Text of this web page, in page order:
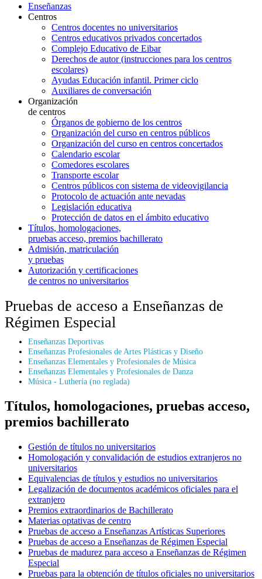
Enseñanzas
Centros
Centros docentes no universitarios
Centros educativos privados concertados
Complejo Educativo de Eibar
Derechos de autor (instrucciones para los centros
escolares)
Ayudas Educación infantil. Primer ciclo
Auxiliares de conversación
Organización
de centros
Órganos de gobierno de los centros
Organización del curso en centros públicos
Organización del curso en centros concertados
Calendario escolar
Comedores escolares
Transporte escolar
Centros públicos con sistema de videovigilancia
Protocolo de actuación ante nevadas
Legislación educativa
Protección de datos en el ámbito educativo
Títulos, homologaciones,
pruebas acceso, premios bachillerato
Admisión, matriculación
y pruebas
Autorización y certificaciones
de centros no universitarios
Pruebas de acceso a Enseñanzas de
Régimen Especial
Enseñanzas Deportivas
Enseñanzas Profesionales de Artes Plásticas y Diseño
Enseñanzas Elementales y Profesionales de Música
Enseñanzas Elementales y Profesionales de Danza
Música - Luthería (no reglada)
Títulos, homologaciones, pruebas acceso,
premios bachillerato
Gestión de títulos no universitarios
Homologación y convalidación de estudios extranjeros no
universitarios
Equivalencias de títulos y estudios no universitarios
Legalización de documentos académicos oficiales para el
extranjero
Premios extraordinarios de Bachillerato
Materias optativas de centro
Pruebas de acceso a Enseñanzas Artísticas Superiores
Pruebas de acceso a Enseñanzas de Régimen Especial
Pruebas de madurez para acceso a Enseñanzas de Régimen
Especial
Pruebas para la obtención de títulos oficiales no universitarios